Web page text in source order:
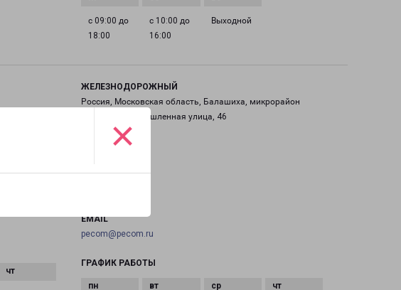
×
с 09:00 до
18:00
с 10:00 до
16:00
Выходной
ЖЕЛЕЗНОДОРОЖНЫЙ
Россия, Московская область, Балашиха, микрорайон
Саввино, Промышленная улица, 46
на карте
ТЕЛЕФОН
EMAIL
pecom@pecom.ru
ГРАФИК РАБОТЫ